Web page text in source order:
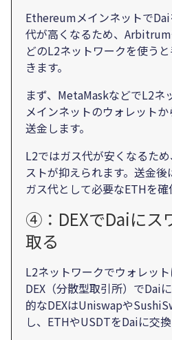
Ethereumメインネットで
代が高くなるため、
どのL2ネットワークを使う
きます。
まず、MetaMaskなどでL2ネ
メインネットのウォレット
送金します。
L2ではガス代が安くなるた
ストが抑えられます。送金
ガス代として必要なETHを確
④：DEXでDaiにス
取る
L2ネットワークでウォレット
DEX（分散型取引所）でDai
的なDEXはUniswapや
し、ETHやUSDTをDaiに交